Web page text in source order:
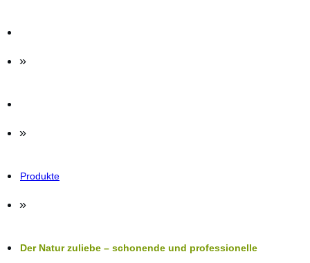
»
»
Produkte
»
Der Natur zuliebe – schonende und professionelle